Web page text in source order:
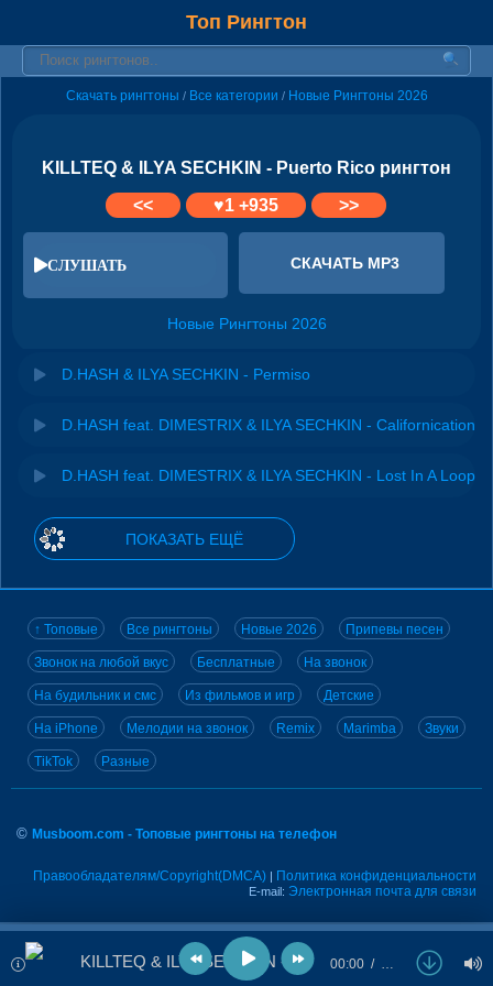
Топ Рингтон
Скачать рингтоны / Все категории / Новые Рингтоны 2026
KILLTEQ & ILYA SECHKIN - Puerto Rico рингтон
<<
♥1+935 >>
СЛУШАТЬ СКАЧАТЬ MP3
Новые Рингтоны 2026
D.HASH & ILYA SECHKIN - Permiso
D.HASH feat. DIMESTRIX & ILYA SECHKIN - Californication
D.HASH feat. DIMESTRIX & ILYA SECHKIN - Lost In A Loop
ПОКАЗАТЬ ЕЩЁ
↑ Топовые Все рингтоны Новые 2026 Припевы песен
Звонок на любой вкус Бесплатные На звонок
На будильник и смс Из фильмов и игр Детские
На iPhone Мелодии на звонок Remix Marimba Звуки
TikTok Разные
© Musboom.com - Топовые рингтоны на телефон
Правообладателям/Copyright(DMCA) | Политика конфиденциальности
E-mail: Электронная почта для связи
KILLTEQ & ILYA SECHKIN - Puerto Rico 00:00 …